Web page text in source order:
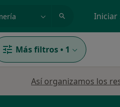
Iniciar
Más filtros • 1
Así organizamos los